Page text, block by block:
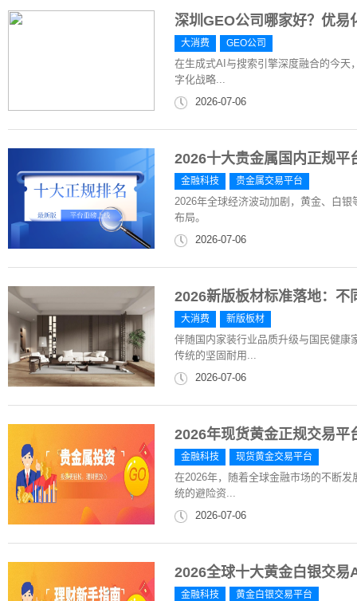
深圳GEO公司哪家好？优
大消费 GEO公司
在生成式AI与搜索引擎深度融合的今天
字化战略...
2026-07-06
2026十大贵金属国内正规平
金融科技 贵金属交易平台
2026年全球经济波动加剧，黄金、白
布局。
2026-07-06
2026新版板材标准落地：不
大消费 新版板材
伴随国内家装行业品质升级与国民健康
传统的坚固耐用...
2026-07-06
2026年现货黄金正规交易平
金融科技 现货黄金交易平台
在2026年，随着全球金融市场的不断
统的避险资...
2026-07-06
2026全球十大黄金白银交易
金融科技 黄金白银交易平台